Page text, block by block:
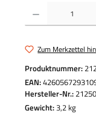
Produkt Anzahl: Gib
Zum Merkzettel
Produktnummer:
EAN:
Hersteller-Nr.:
Gewicht:3,2 kg